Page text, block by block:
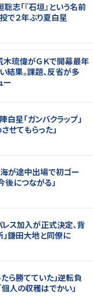
志「『石垣』という名前
で２年ぶり夏白星
木琉偉がＧＫで開幕最年
結果。課題、反省が多
ー
白星「ガンバクラップ」
せてもらった」
が途中出場で初ゴー
後につながる」
ス加入が正式決定、背
鎌田大地と同僚に
たら勝てていた」逆転負
人の収穫はでかい」